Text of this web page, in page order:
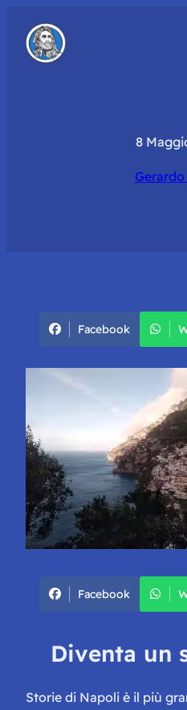
8
Facebook
Facebook
Diventa un
Storie di Napoli è il più